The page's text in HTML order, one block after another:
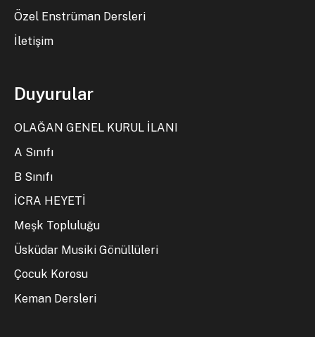
Özel Enstrüman Dersleri
İletişim
Duyurular
OLAĞAN GENEL KURUL İLANI
A Sınıfı
B Sınıfı
İCRA HEYETİ
Meşk Topluluğu
Üsküdar Musiki Gönüllüleri
Çocuk Korosu
Keman Dersleri